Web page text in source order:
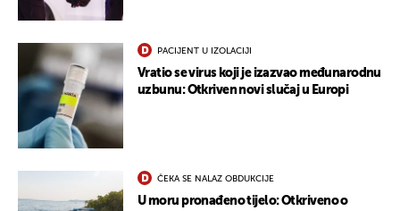
PACIJENT U IZOLACIJI
Vratio se virus koji je izazvao međunarodnu
uzbunu: Otkriven novi slučaj u Europi
ČEKA SE NALAZ OBDUKCIJE
U moru pronađeno tijelo: Otkriveno o